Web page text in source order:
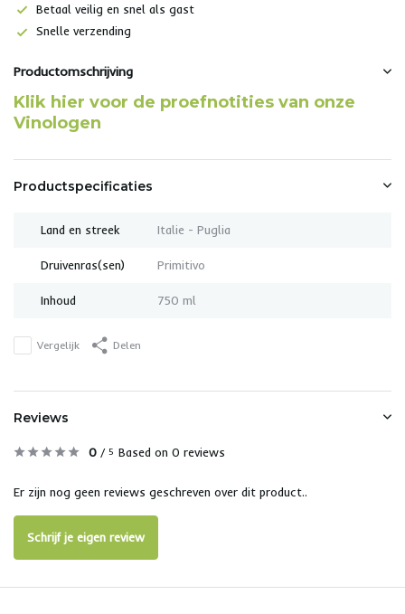
Betaal veilig en snel als gast
Snelle verzending
Productomschrijving
Klik hier voor de proefnotities van onze
Vinologen
Productspecificaties
Land en streek Italie - Puglia
Druivenras(sen) Primitivo
Inhoud 750 ml
Vergelijk Delen
Reviews
0 / 5 Based on 0 reviews
Er zijn nog geen reviews geschreven over dit product..
Schrijf je eigen review